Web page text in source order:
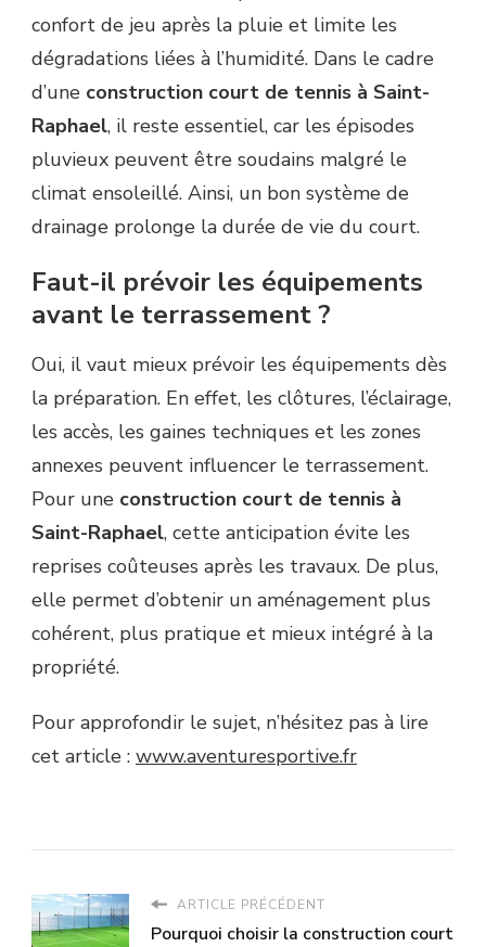
confort de jeu après la pluie et limite les
dégradations liées à l’humidité. Dans le cadre
d’une construction court de tennis à Saint-
Raphael, il reste essentiel, car les épisodes
pluvieux peuvent être soudains malgré le
climat ensoleillé. Ainsi, un bon système de
drainage prolonge la durée de vie du court.
Faut-il prévoir les équipements
avant le terrassement ?
Oui, il vaut mieux prévoir les équipements dès
la préparation. En effet, les clôtures, l’éclairage,
les accès, les gaines techniques et les zones
annexes peuvent influencer le terrassement.
Pour une construction court de tennis à
Saint-Raphael, cette anticipation évite les
reprises coûteuses après les travaux. De plus,
elle permet d’obtenir un aménagement plus
cohérent, plus pratique et mieux intégré à la
propriété.
Pour approfondir le sujet, n’hésitez pas à lire
cet article : www.aventuresportive.fr
ARTICLE PRÉCÉDENT
Pourquoi choisir la construction court